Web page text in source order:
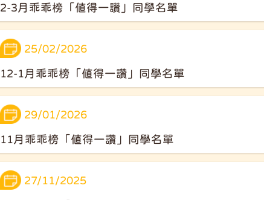
2-3月乖乖榜「值得一讚」同學名單
25/02/2026
12-1月乖乖榜「值得一讚」同學名單
29/01/2026
11月乖乖榜「值得一讚」同學名單
27/11/2025